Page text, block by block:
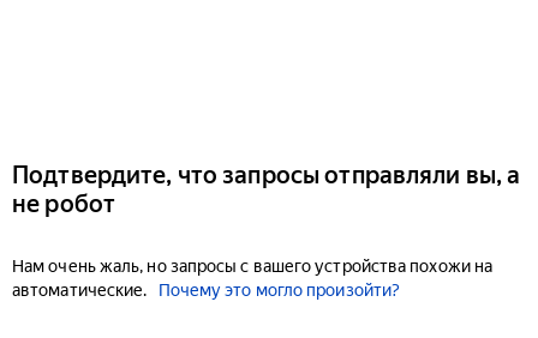
Подтвердите, что запросы отправляли вы, а
не робот
Нам очень жаль, но запросы с вашего устройства похожи на
автоматические.
Почему это могло произойти?